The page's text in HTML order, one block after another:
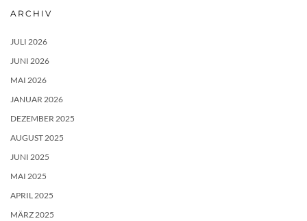
ARCHIV
JULI 2026
JUNI 2026
MAI 2026
JANUAR 2026
DEZEMBER 2025
AUGUST 2025
JUNI 2025
MAI 2025
APRIL 2025
MÄRZ 2025